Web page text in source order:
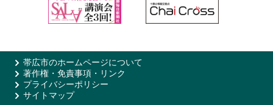
帯広市のホームページについて
著作権・免責事項・リンク
プライバシーポリシー
サイトマップ